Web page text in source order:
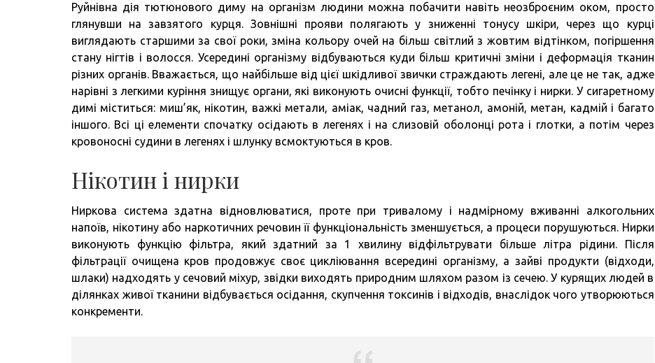
Руйнівна дія тютюнового диму на організм людини можна побачити навіть неозброєним оком, просто
глянувши на завзятого курця. Зовнішні прояви полягають у зниженні тонусу шкіри, через що курці
виглядають старшими за свої роки, зміна кольору очей на більш світлий з жовтим відтінком, погіршення
стану нігтів і волосся. Усередині організму відбуваються куди більш критичні зміни і деформація тканин
різних органів. Вважається, що найбільше від цієї шкідливої звички страждають легені, але це не так, адже
нарівні з легкими куріння знищує органи, які виконують очисні функції, тобто печінку і нирки. У сигаретному
димі міститься: миш’як, нікотин, важкі метали, аміак, чадний газ, метанол, амоній, метан, кадмій і багато
іншого. Всі ці елементи спочатку осідають в легенях і на слизовій оболонці рота і глотки, а потім через
кровоносні судини в легенях і шлунку всмоктуються в кров.
Нікотин і нирки
Ниркова система здатна відновлюватися, проте при тривалому і надмірному вживанні алкогольних
напоїв, нікотину або наркотичних речовин її функціональність зменшується, а процеси порушуються. Нирки
виконують функцію фільтра, який здатний за 1 хвилину відфільтрувати більше літра рідини. Після
фільтрації очищена кров продовжує своє цикліювання всередині організму, а зайві продукти (відходи,
шлаки) надходять у сечовий міхур, звідки виходять природним шляхом разом із сечею. У курящих людей в
ділянках живої тканини відбувається осідання, скупчення токсинів і відходів, внаслідок чого утворюються
конкременти.